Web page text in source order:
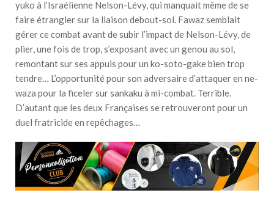
yuko à l’Israélienne Nelson-Lévy, qui manquait même de se
faire étrangler sur la liaison debout-sol. Fawaz semblait
gérer ce combat avant de subir l’impact de Nelson-Lévy, de
plier, une fois de trop, s’exposant avec un genou au sol,
remontant sur ses appuis pour un ko-soto-gake bien trop
tendre… L’opportunité pour son adversaire d’attaquer en ne-
waza pour la ficeler sur sankaku à mi-combat. Terrible.
D’autant que les deux Françaises se retrouveront pour un
duel fratricide en repêchages…